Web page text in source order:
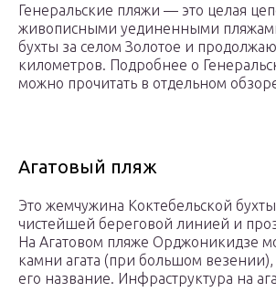
Генеральские пляжи — это целая
живописными уединенными
бухты за селом Золотое и
километров. Подробнее о
можно прочитать в отдельном
Агатовый пляж
Это жемчужина Коктебельской
чистейшей береговой линией и
На Агатовом пляже Орджоникидзе
камни агата (при большом
его название. Инфраструктура на